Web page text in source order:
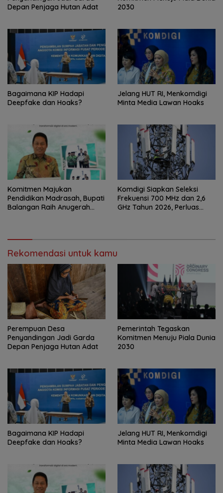
Depan Penjaga Hutan Adat
2030
Bagaimana KIP Hadapi
Deepfake dan Hoaks?
Jelang HUT RI, Menkomdigi
Minta Media Lawan Hoaks
Komitmen Majukan
Pendidikan Madrasah, Bupati
Balangan Raih Anugerah
Komdigi Siapkan Seleksi
Frekuensi 700 MHz dan 2,6
GHz Tahun 2026, Perluas
Rekomendasi untuk kamu
Perempuan Desa
Penyandingan Jadi Garda
Depan Penjaga Hutan Adat
Pemerintah Tegaskan
Komitmen Menuju Piala Dunia
2030
Bagaimana KIP Hadapi
Deepfake dan Hoaks?
Jelang HUT RI, Menkomdigi
Minta Media Lawan Hoaks